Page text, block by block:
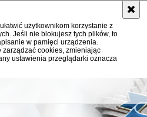
użytkownikom korzystanie z
Jeśli nie blokujesz tych plików, to
w pamięci urządzenia.
zarządzać cookies, zmieniając
ustawienia przeglądarki oznacza